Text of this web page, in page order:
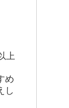
上
め
し